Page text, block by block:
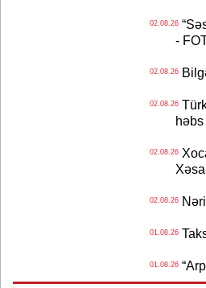
02.08.26
-
02.08.26
02.08.26
02.08.26
02.08.26
01.08.26
01.08.26